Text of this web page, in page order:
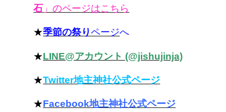
石 」のページはこちら
★季節の祭りページへ
★LINE@アカウント (@jishujinja)
★Twitter地主神社公式ページ
★Facebook地主神社公式ページ